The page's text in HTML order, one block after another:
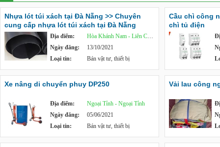
Nhựa lót túi xách tại Đà Nẵng >> Chuyên
cung cấp nhựa lót túi xách tại Đà Nẵng
Địa điểm:
Hòa Khánh Nam - Liên Chiểu
Ngày đăng:
13/10/2021
Loại tin:
Bán vật tư, thiết bị
Cầu chì công
chì tủ điện
Xe nâng di chuyển phuy DP250
Địa điểm:
Ngoại Tỉnh - Ngoại Tỉnh
Ngày đăng:
05/06/2021
Loại tin:
Bán vật tư, thiết bị
Vải lau công